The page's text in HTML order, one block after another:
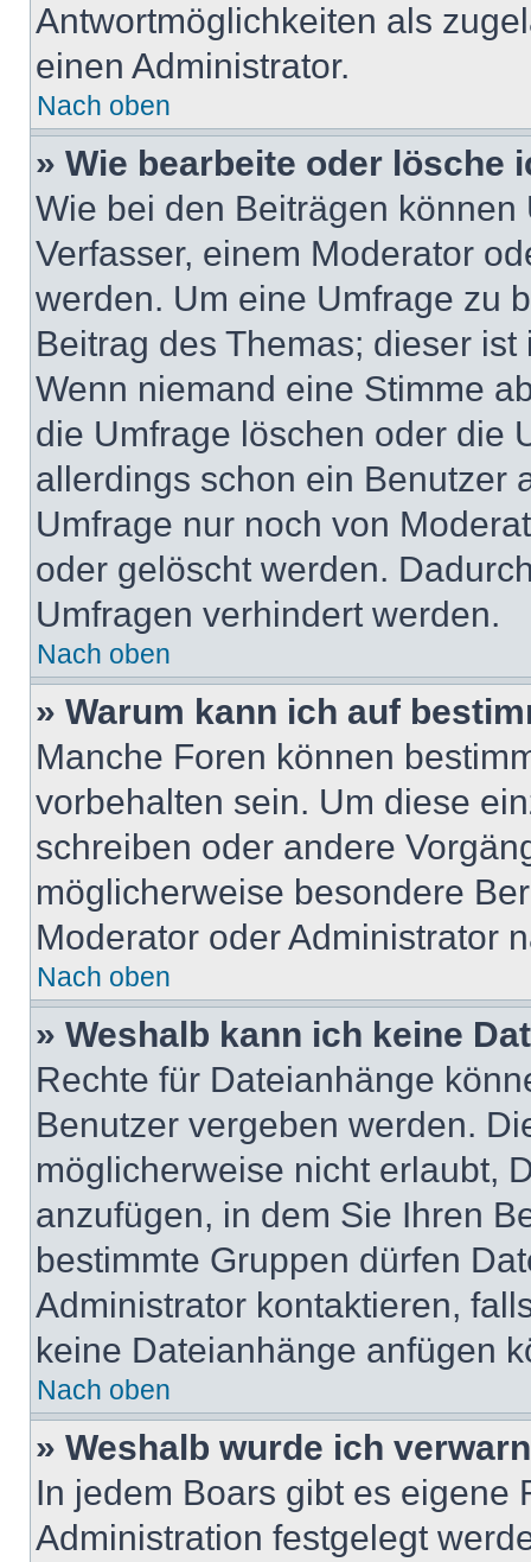
Antwortmöglichkeiten als
einen Administrator.
Nach oben
» Wie bearbeite oder lösche
Wie bei den Beiträgen
Verfasser, einem Moderator
werden. Um eine Umfrage zu
Beitrag des Themas; dieser
Wenn niemand eine Stimme
die Umfrage löschen oder die
allerdings schon ein Benutzer
Umfrage nur noch von
oder gelöscht werden.
Umfragen verhindert werden.
Nach oben
» Warum kann ich auf
Manche Foren können
vorbehalten sein. Um diese
schreiben oder andere
möglicherweise besondere
Moderator oder Administrator
Nach oben
» Weshalb kann ich keine
Rechte für Dateianhänge
Benutzer vergeben werden.
möglicherweise nicht erlaubt,
anzufügen, in dem Sie Ihren
bestimmte Gruppen dürfen
Administrator kontaktieren,
keine Dateianhänge anfügen
Nach oben
» Weshalb wurde ich
In jedem Boars gibt es eigene
Administration festgelegt